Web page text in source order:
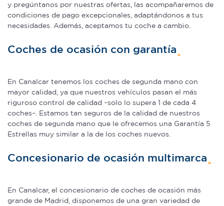
web, quienes pueden combinarla con otra información
que les haya proporcionado o que hayan recopilado a
partir del uso que haya hecho de sus servicios.
y pregúntanos por nuestras ofertas, las acompañaremos de
condiciones de pago excepcionales, adaptándonos a tus
necesidades. Además, aceptamos tu coche a cambio.
Coches de ocasión con garantía
En Canalcar tenemos los coches de segunda mano con
mayor calidad, ya que nuestros vehículos pasan el más
riguroso control de calidad –solo lo supera 1 de cada 4
coches–. Estamos tan seguros de la calidad de nuestros
coches de segunda mano que le ofrecemos una Garantía 5
Estrellas muy similar a la de los coches nuevos.
Concesionario de ocasión multimarca
En Canalcar, el concesionario de coches de ocasión más
grande de Madrid, disponemos de una gran variedad de